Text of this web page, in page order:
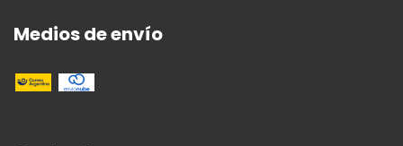
Medios de envío